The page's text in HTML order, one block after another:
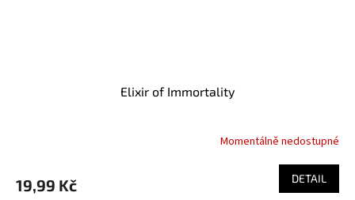
Elixir of Immortality
Momentálně nedostupné
19,99 Kč DETAIL